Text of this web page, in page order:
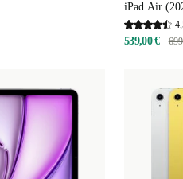
iPad Air
539,00 €